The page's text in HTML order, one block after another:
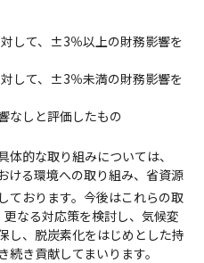
して、±3％以上の財務影響を
して、±3％未満の財務影響を
なしと評価したもの
的な取り組みについては、
ける環境への取り組み、省資源
ております。今後はこれらの取
なる対応策を検討し、気候変
し、脱炭素化をはじめとした持
き貢献してまいります。